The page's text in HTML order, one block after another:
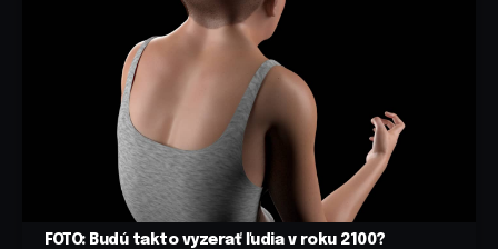
FOTO: Budú takto vyzerať ľudia v roku 2100?